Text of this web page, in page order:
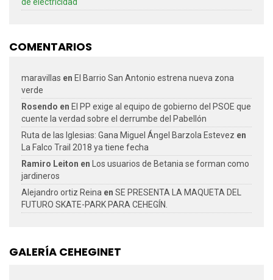
COMENTARIOS
maravillas en El Barrio San Antonio estrena nueva zona
verde
Rosendo en El PP exige al equipo de gobierno del PSOE que
cuente la verdad sobre el derrumbe del Pabellón
Ruta de las Iglesias: Gana Miguel Ángel Barzola Estevez en
La Falco Trail 2018 ya tiene fecha
Ramiro Leiton en
Los usuarios de Betania se forman como
jardineros
Alejandro ortiz Reina en SE PRESENTA LA MAQUETA DEL
FUTURO SKATE-PARK PARA CEHEGÍN.
GALERÍA CEHEGINET